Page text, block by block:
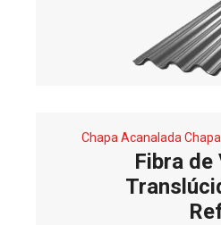
Chapa Acanalada
Fibra de